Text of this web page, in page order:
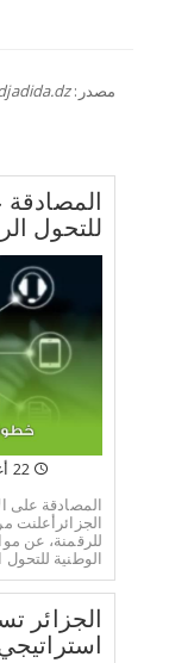
مصدر:
المصادقة
للتحول
22 أغسطس 2024
المصادقة على
الجزائرأعلنت
للرقمنة، عن
الوطنية للتحول
الجزائر